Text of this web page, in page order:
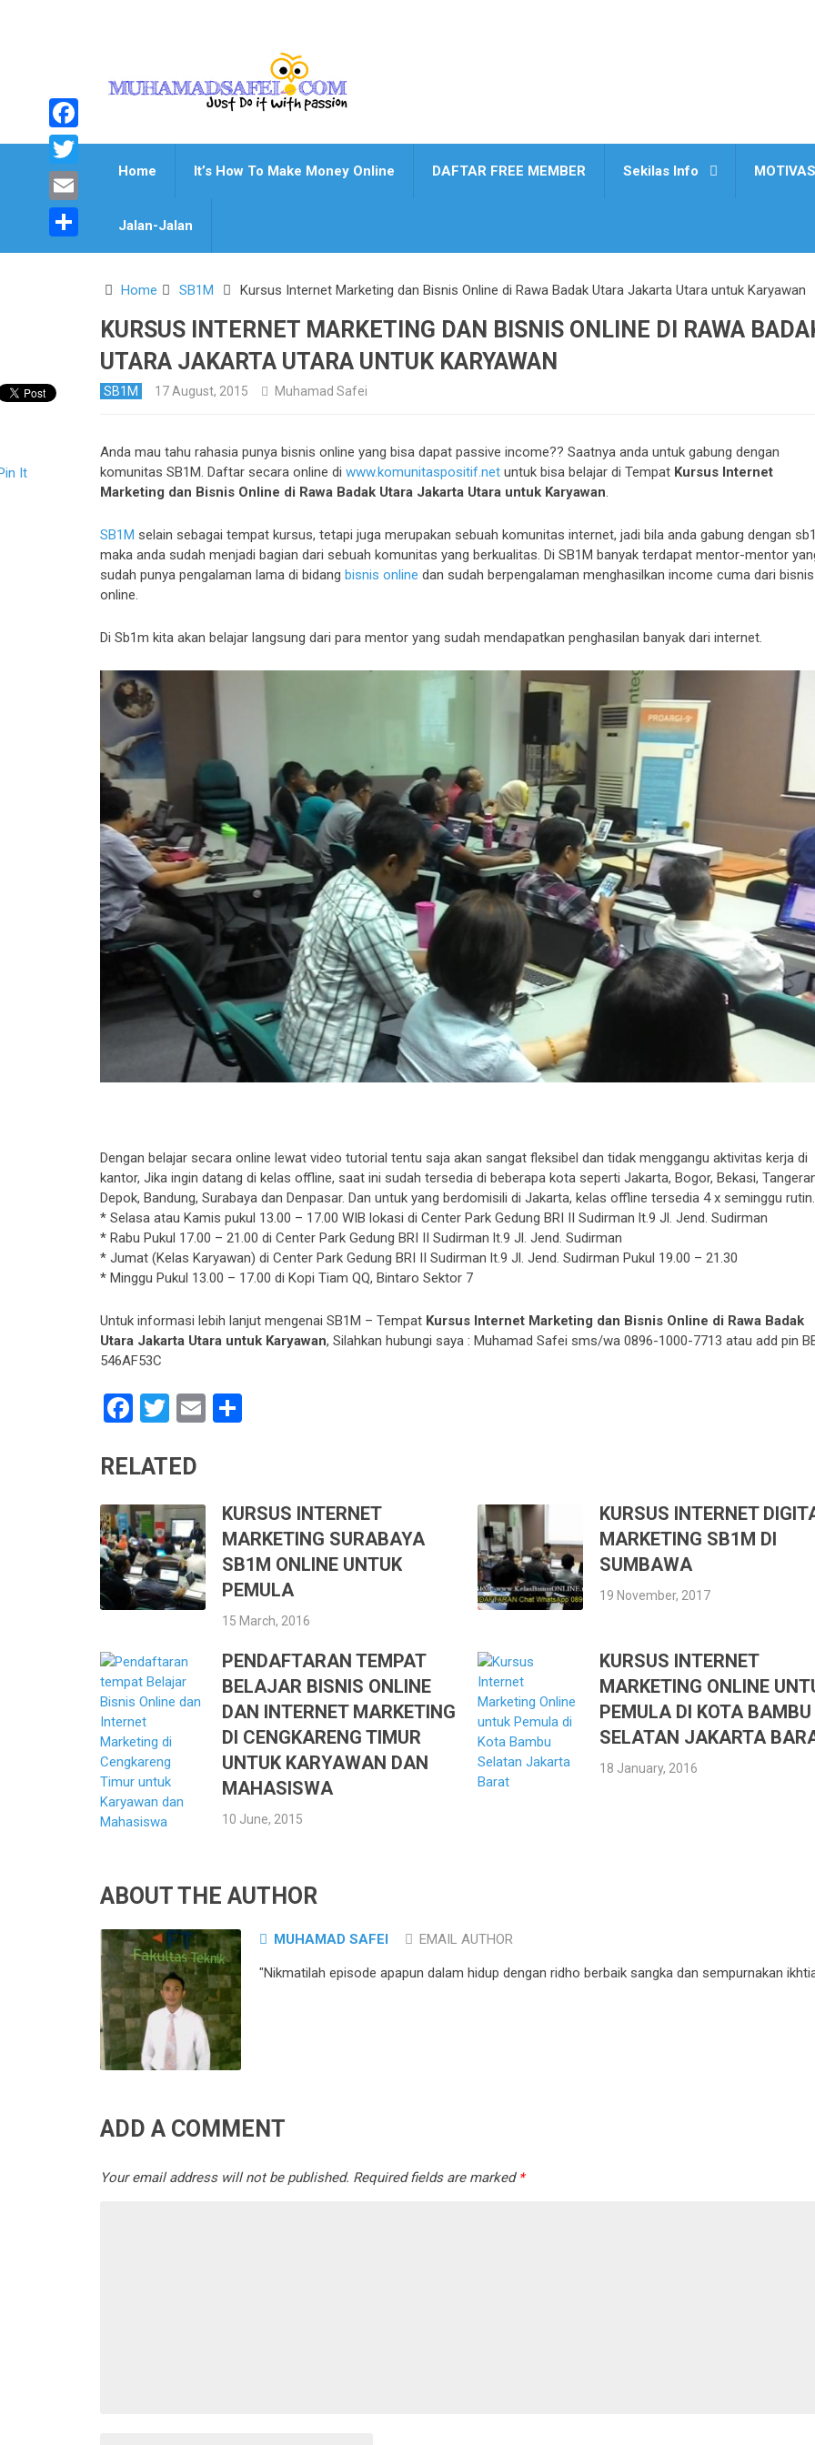
Home It’s How To Make Money Online DAFTAR FREE MEMBER Sekilas Info
Jalan-Jalan
Home SB1M Kursus Internet Marketing dan Bisnis Online di Rawa Badak Utara Jakarta Utara untuk Karyawan
KURSUS INTERNET MARKETING DAN BISNIS ONLINE DI RAWA
UTARA JAKARTA UTARA UNTUK KARYAWAN
SB1M 17 August, 2015 Muhamad Safei
Anda mau tahu rahasia punya bisnis online yang bisa dapat passive income?? Saatnya anda untuk gabung dengan
komunitas SB1M. Daftar secara online di www.komunitaspositif.net untuk bisa belajar di Tempat Kursus Internet
Marketing dan Bisnis Online di Rawa Badak Utara Jakarta Utara untuk Karyawan.
SB1M selain sebagai tempat kursus, tetapi juga merupakan sebuah komunitas internet, jadi bila anda gabung dengan
maka anda sudah menjadi bagian dari sebuah komunitas yang berkualitas. Di SB1M banyak terdapat mentor-mentor
sudah punya pengalaman lama di bidang bisnis online dan sudah berpengalaman menghasilkan income cuma dari bisnis
online.
Di Sb1m kita akan belajar langsung dari para mentor yang sudah mendapatkan penghasilan banyak dari internet.
Dengan belajar secara online lewat video tutorial tentu saja akan sangat fleksibel dan tidak menggangu aktivitas kerja di
kantor, Jika ingin datang di kelas offline, saat ini sudah tersedia di beberapa kota seperti Jakarta, Bogor, Bekasi,
Depok, Bandung, Surabaya dan Denpasar. Dan untuk yang berdomisili di Jakarta, kelas offline tersedia 4 x seminggu rutin.
* Selasa atau Kamis pukul 13.00 – 17.00 WIB lokasi di Center Park Gedung BRI II Sudirman lt.9 Jl. Jend. Sudirman
* Rabu Pukul 17.00 – 21.00 di Center Park Gedung BRI II Sudirman lt.9 Jl. Jend. Sudirman
* Jumat (Kelas Karyawan) di Center Park Gedung BRI II Sudirman lt.9 Jl. Jend. Sudirman Pukul 19.00 – 21.30
* Minggu Pukul 13.00 – 17.00 di Kopi Tiam QQ, Bintaro Sektor 7
Untuk informasi lebih lanjut mengenai SB1M – Tempat Kursus Internet Marketing dan Bisnis Online di Rawa Badak
Utara Jakarta Utara untuk Karyawan, Silahkan hubungi saya : Muhamad Safei sms/wa 0896-1000-7713 atau add pin
546AF53C
Facebook
TwitterEmail
It
RELATED
KURSUS INTERNET
MARKETING SURABAYA
SB1M ONLINE UNTUK
PEMULA
15 March, 2016
KURSUS INTERNET
MARKETING SB1M DI
SUMBAWA
19 November, 2017
PENDAFTARAN TEMPAT
BELAJAR BISNIS ONLINE
DAN INTERNET MARKETING
DI CENGKARENG TIMUR
UNTUK KARYAWAN DAN
MAHASISWA
10 June, 2015
KURSUS INTERNET
MARKETING ONLINE
PEMULA DI KOTA BAMBU
SELATAN JAKARTA
18 January, 2016
ABOUT THE AUTHOR
MUHAMAD SAFEI EMAIL AUTHOR
"Nikmatilah episode apapun dalam hidup dengan ridho berbaik sangka dan sempurnakan
ADD A COMMENT
Your email address will not be published. Required fields are marked *
Facebook
Twitter
Email
Share